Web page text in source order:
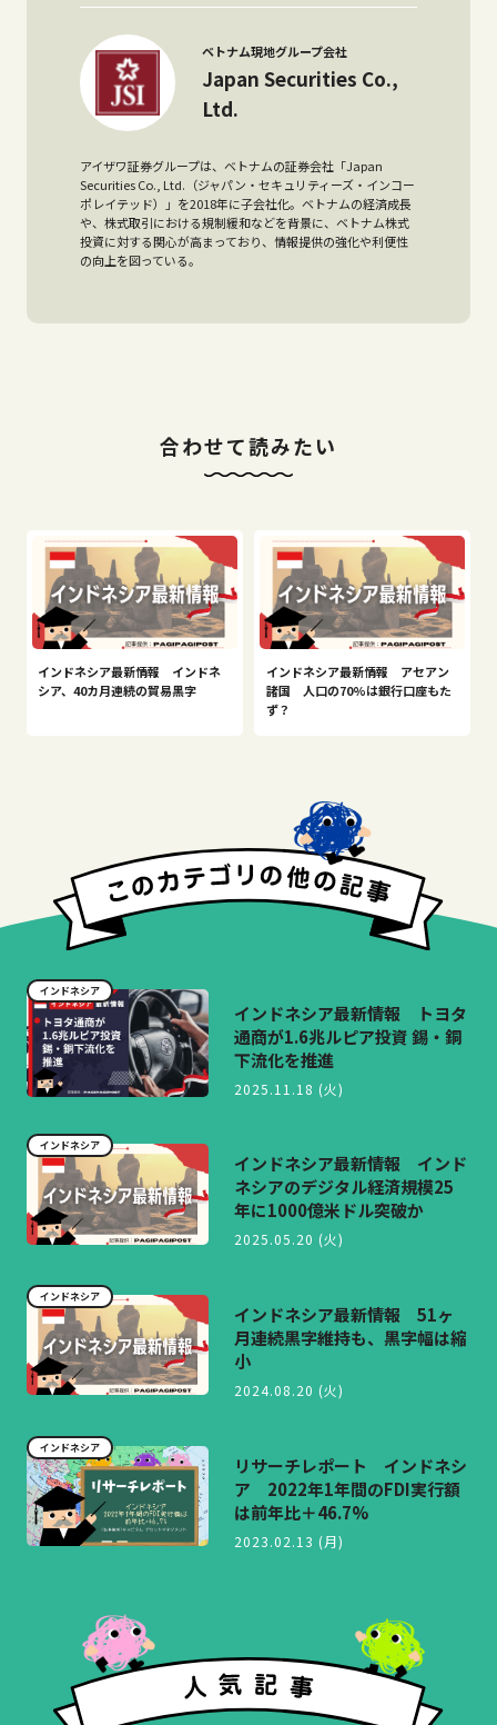
ベトナム現地グループ会社
Japan Securities Co.,
Ltd.
アイザワ証券グループは、ベトナムの証券会社「Japan
Securities Co., Ltd.（ジャパン・セキュリティーズ・インコー
ポレイテッド）」を2018年に子会社化。ベトナムの経済成長
や、株式取引における規制緩和などを背景に、ベトナム株式
投資に対する関心が高まっており、情報提供の強化や利便性
の向上を図っている。
合わせて読みたい
インドネシア最新情報 インドネ
シア、40カ月連続の貿易黒字
インドネシア最新情報 アセアン
諸国 人口の70%は銀行口座もた
ず？
インドネシア
インドネシア最新情報 トヨタ
通商が1.6兆ルピア投資 錫・銅
下流化を推進
2025.11.18 (火)
インドネシア
インドネシア最新情報 インド
ネシアのデジタル経済規模25
年に1000億米ドル突破か
2025.05.20 (火)
インドネシア
インドネシア最新情報 51ヶ
月連続黒字維持も、黒字幅は縮
小
2024.08.20 (火)
インドネシア
リサーチレポート インドネシ
ア 2022年1年間のFDI実行額
は前年比＋46.7%
2023.02.13 (月)